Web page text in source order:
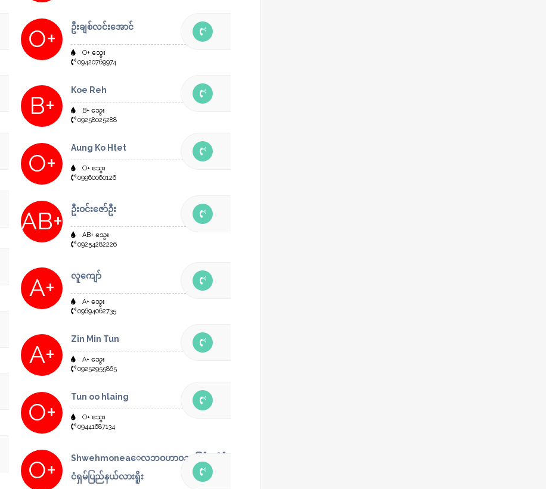
O+ ဦးချစ်လင်းအောင်
O+ သွေး
09420769974
B+
Koe Reh
B+ သွေး
09258025288
O+
Aung Ko Htet
O+ သွေး
09960060126
AB+ ဦးဝင်းဇော်ဦး
AB+ သွေး
09254282226
A+ လူကျော်
A+ သွေး
09694062735
A+
Zin Min Tun
A+ သွေး
09252955865
O+
Tun oo hlaing
O+ သွေး
09441687134
O+
Shwehmoneaေလဘဝဟာဝည မြန်မာနိူင်
ငံရှမ်ပြည်နယ်လားရိူး